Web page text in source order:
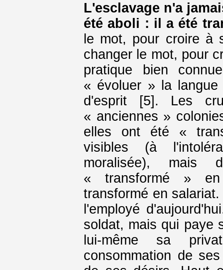
L'esclavage n'a
été aboli : il a été
le mot, pour croire à
changer le mot, pour
pratique bien
« évoluer » la
d'esprit [5]. Les
« anciennes »
elles ont été «
visibles (à
moralisée), mais
« transformé » en
transformé en
l'employé
soldat, mais qui paye
lui-même sa
consommation de